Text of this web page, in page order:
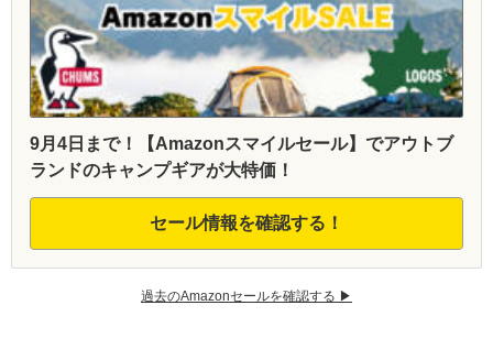
9月4日まで！【Amazonスマイルセール】でアウトブ
ランドのキャンプギアが大特価！
セール情報を確認する！
過去のAmazonセールを確認する ▶︎